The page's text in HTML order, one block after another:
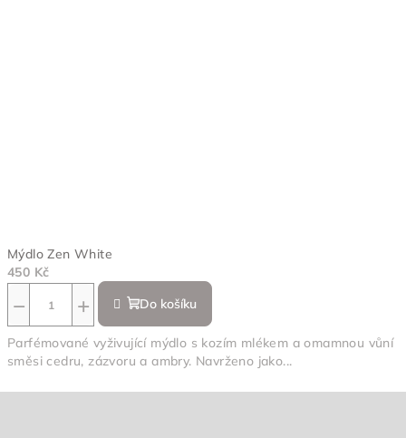
Mýdlo Zen White
450 Kč
+
− Do košíku
Parfémované vyživující mýdlo s kozím mlékem a omamnou vůní
směsi cedru, zázvoru a ambry. Navrženo jako...